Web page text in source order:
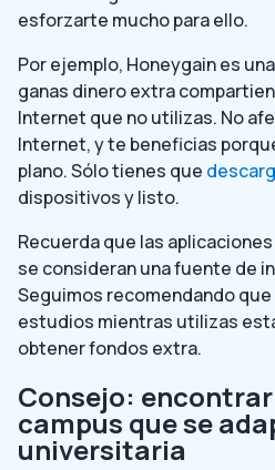
esforzarte mucho para ello.
Por ejemplo, Honeygain es
ganas dinero extra
Internet que no utilizas. No
Internet, y te beneficias
plano. Sólo tienes que
dispositivos y listo.
Recuerda que las
se consideran una fuente de
Seguimos recomendando
estudios mientras utilizas
obtener fondos extra.
Consejo:
campus que se
universitaria